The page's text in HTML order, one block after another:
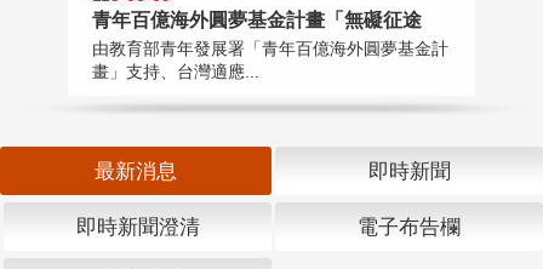
青年百億海外圓夢基金計畫「無礙征途
由教育部青年發展署「青年百億海外圓夢基金計
畫」支持、台灣適應...
最新消息 即時新聞
即時新聞澄清 電子布告欄